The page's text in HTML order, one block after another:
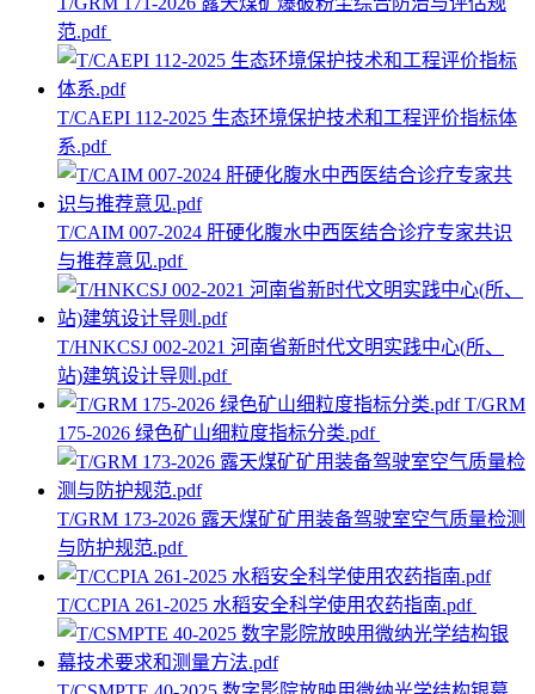
范.pdf
T/CAEPI 112-2025 生态环境保护技术和工程评价指标体
系.pdf
T/CAIM 007-2024 肝硬化腹水中西医结合诊疗专家共识
与推荐意见.pdf
T/HNKCSJ 002-2021 河南省新时代文明实践中心(所、
站)建筑设计导则.pdf
T/GRM
175-2026 绿色矿山细粒度指标分类.pdf
T/GRM 173-2026 露天煤矿矿用装备驾驶室空气质量检测
与防护规范.pdf
T/CCPIA 261-2025 水稻安全科学使用农药指南.pdf